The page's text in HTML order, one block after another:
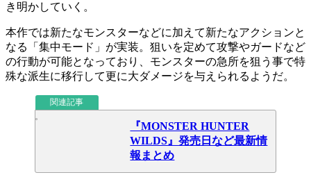
き明かしていく。
本作では新たなモンスターなどに加えて新たなアクションと
なる「 集中モード 」が実装。狙いを定めて攻撃やガードなど
の行動が可能となっており、モンスターの急所を狙う事で特
殊な派生に移行して更に大ダメージを与えられるようだ。
関連記事
『MONSTER HUNTER
WILDS』発売日など最新情
報まとめ